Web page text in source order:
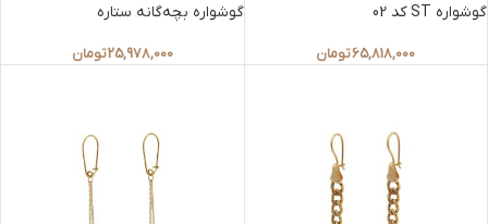
گوشواره ST کد 02
65,818,000تومان
گوشواره بچه‌گانه ستاره
25,978,000تومان